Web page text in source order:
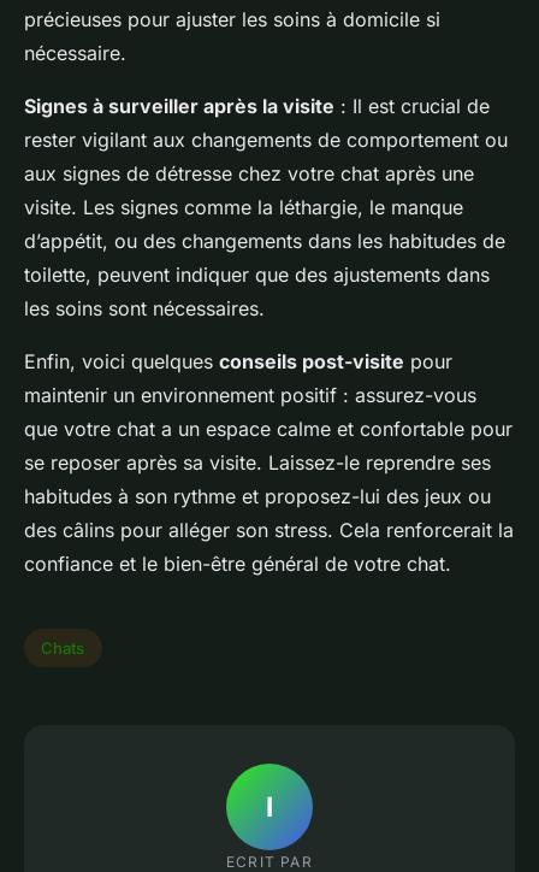
précieuses pour ajuster les soins à domicile si
nécessaire.
Signes à surveiller après la visite : Il est crucial de
rester vigilant aux changements de comportement ou
aux signes de détresse chez votre chat après une
visite. Les signes comme la léthargie, le manque
d’appétit, ou des changements dans les habitudes de
toilette, peuvent indiquer que des ajustements dans
les soins sont nécessaires.
Enfin, voici quelques conseils post-visite pour
maintenir un environnement positif : assurez-vous
que votre chat a un espace calme et confortable pour
se reposer après sa visite. Laissez-le reprendre ses
habitudes à son rythme et proposez-lui des jeux ou
des câlins pour alléger son stress. Cela renforcerait la
confiance et le bien-être général de votre chat.
Chats
I
ECRIT PAR